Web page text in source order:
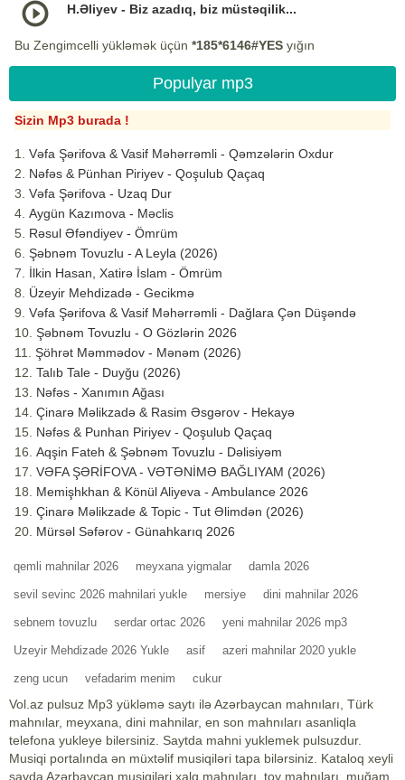
H.Əliyev - Biz azadıq, biz müstəqilik...
Bu Zengimcelli yükləmək üçün *185*6146#YES yığın
Populyar mp3
Sizin Mp3 burada !
Vəfa Şərifova & Vasif Məhərrəmli - Qəmzələrin Oxdur
Nəfəs & Pünhan Piriyev - Qoşulub Qaçaq
Vəfa Şərifova - Uzaq Dur
Aygün Kazımova - Məclis
Rəsul Əfəndiyev - Ömrüm
Şəbnəm Tovuzlu - A Leyla (2026)
İlkin Hasan, Xatirə İslam - Ömrüm
Üzeyir Mehdizadə - Gecikmə
Vəfa Şərifova & Vasif Məhərrəmli - Dağlara Çən Düşəndə
Şəbnəm Tovuzlu - O Gözlərin 2026
Şöhrət Məmmədov - Mənəm (2026)
Talıb Tale - Duyğu (2026)
Nəfəs - Xanımın Ağası
Çinarə Məlikzadə & Rasim Əsgərov - Hekayə
Nəfəs & Punhan Piriyev - Qoşulub Qaçaq
Aqşin Fateh & Şəbnəm Tovuzlu - Dəlisiyəm
VƏFA ŞƏRİFOVA - VƏTƏNİMƏ BAĞLIYAM (2026)
Memişhkhan & Könül Aliyeva - Ambulance 2026
Çinarə Məlikzade & Topic - Tut Əlimdən (2026)
Mürsəl Səfərov - Günahkarıq 2026
qemli mahnilar 2026 meyxana yigmalar damla 2026
sevil sevinc 2026 mahnilari yukle mersiye dini mahnilar 2026
sebnem tovuzlu serdar ortac 2026 yeni mahnilar 2026 mp3
Uzeyir Mehdizade 2026 Yukle asif azeri mahnilar 2020 yukle
zeng ucun vefadarim menim cukur
Vol.az pulsuz Mp3 yükləmə saytı ilə Azərbaycan mahnıları, Türk
mahnılar, meyxana, dini mahnilar, en son mahnıları asanliqla
telefona yukleye bilersiniz. Saytda mahni yuklemek pulsuzdur.
Musiqi portalında ən müxtəlif musiqiləri tapa bilərsiniz. Kataloq xeyli
sayda Azərbaycan musiqiləri xalq mahnıları, toy mahnıları, muğam,